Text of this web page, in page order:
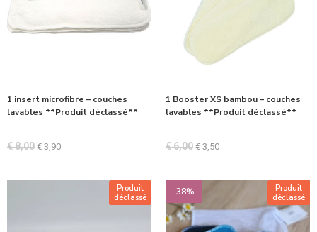
1 insert microfibre – couches
lavables **Produit déclassé**
€8,00 € 3,90
1 Booster XS bambou – couches
lavables **Produit déclassé**
€6,00 € 3,50
Produit
déclassé
-38%
Produit
déclassé